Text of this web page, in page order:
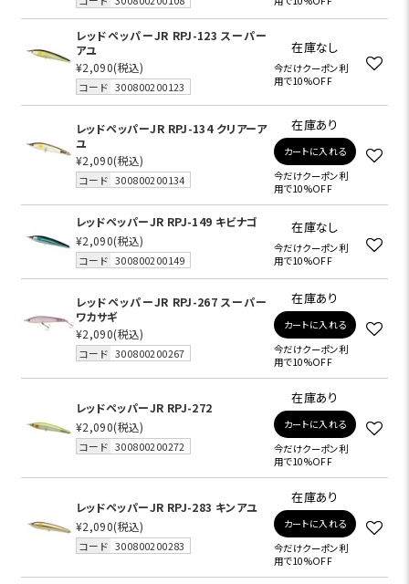
レッドペッパーJR RPJ-123 スーパー
アユ
¥2,090(税込)
コード 300800200123
在庫なし
今だけクーポン利
用で10%OFF
レッドペッパーJR RPJ-134 クリアーア
ユ
¥2,090(税込)
コード 300800200134
在庫あり
カートに入れる
今だけクーポン利
用で10%OFF
レッドペッパーJR RPJ-149 キビナゴ
¥2,090(税込)
コード 300800200149
在庫なし
今だけクーポン利
用で10%OFF
レッドペッパーJR RPJ-267 スーパー
ワカサギ
¥2,090(税込)
コード 300800200267
在庫あり
カートに入れる
今だけクーポン利
用で10%OFF
レッドペッパーJR RPJ-272
¥2,090(税込)
コード 300800200272
在庫あり
カートに入れる
今だけクーポン利
用で10%OFF
レッドペッパーJR RPJ-283 キンアユ
¥2,090(税込)
コード 300800200283
在庫あり
カートに入れる
今だけクーポン利
用で10%OFF